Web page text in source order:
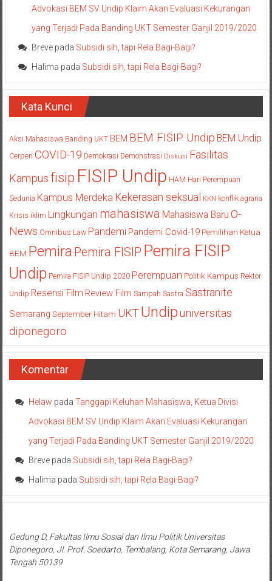
Advokasi BEM SV Undip Klaim Akan Evaluasi Kekurangan
yang Terjadi Pada Banding UKT Semester Ganjil 2019/2020
Brevepada Subsidi sih, tapi Rela Bagi-Bagi?
Halima pada Subsidi sih, tapi Rela Bagi-Bagi?
Kata Kunci
Aksi Mahasiswa Banding UKT BEM BEM FISIP Undip BEM Undip
Cerpen COVID-19 Demokrasi Demonstrasi Diskusi Fasilitas
Kampus fisip FISIP Undip HAM Hari Perempuan
Sedunia Kampus Merdeka Kekerasan seksual KKN konflik agraria
Krisis iklim Lingkungan mahasiswa Mahasiswa Baru O-
News Omnibus Law Pandemi Pandemi Covid-19 Pemilihan Ketua
BEM Pemira Pemira FISIP Pemira FISIP
Undip Pemira FISIP Undip 2020 Perempuan Politik Kampus Rektor
Undip Resensi Film Review Film Sampah Sastra Sastranite
Semarang September Hitam UKTUndipuniversitas
diponegoro
Komentar
Helaw padaTanggapi Keluhan Mahasiswa, Ketua Divisi
Advokasi BEM SV Undip Klaim Akan Evaluasi Kekurangan
yang Terjadi Pada Banding UKT Semester Ganjil 2019/2020
Breve pada Subsidi sih, tapi Rela Bagi-Bagi?
Halima pada Subsidi sih, tapi Rela Bagi-Bagi?
Gedung D, Fakultas Ilmu Sosial dan Ilmu Politik Universitas
Diponegoro, Jl. Prof. Soedarto, Tembalang, Kota Semarang, Jawa
Tengah 50139